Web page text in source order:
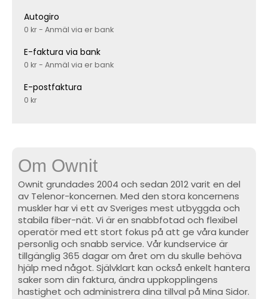
Autogiro
0 kr - Anmäl via er bank
E-faktura via bank
0 kr - Anmäl via er bank
E-postfaktura
0 kr
Om Ownit
Ownit grundades 2004 och sedan 2012 varit en del
av Telenor-koncernen. Med den stora koncernens
muskler har vi ett av Sveriges mest utbyggda och
stabila fiber-nät. Vi är en snabbfotad och flexibel
operatör med ett stort fokus på att ge våra kunder
personlig och snabb service. Vår kundservice är
tillgänglig 365 dagar om året om du skulle behöva
hjälp med något. Självklart kan också enkelt hantera
saker som din faktura, ändra uppkopplingens
hastighet och administrera dina tillval på Mina Sidor.